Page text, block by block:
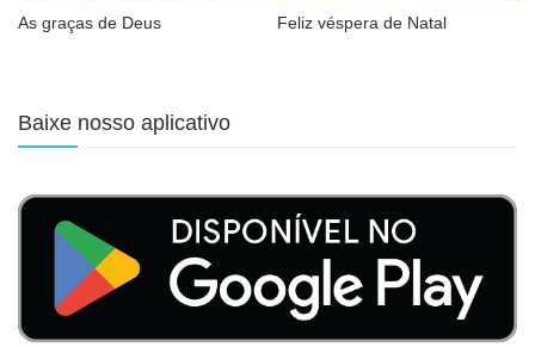
As graças de Deus Feliz véspera de Natal
Baixe nosso aplicativo